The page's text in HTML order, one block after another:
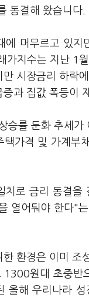
동결해 왔습니다.
에 머무르고 있지
가지수는 지난 1
시장금리 하락
과 집값 폭등이
승률 둔화 추세
택가격 및 가계부
치로 금리 동결
열어둬야 한다"
한 환경은 이미
1300원대 초중반
올해 우리나라